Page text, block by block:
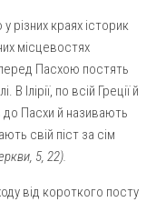
різних краях істо­рик
місцевостях
Пасхою постять
Ілірії, по всій Греції й
до Пасхи й називають
свій піст за сім
5, 22).
від короткого пос­ту